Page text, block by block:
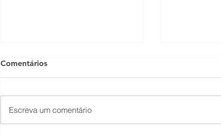
Comentários
Escreva um comentário